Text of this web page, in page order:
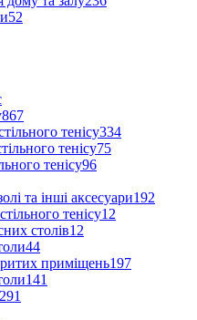
52
867
тенісу334
тенісу75
тенісу96
та інші аксесуари192
тенісу12
столів12
44
приміщень197
141
291